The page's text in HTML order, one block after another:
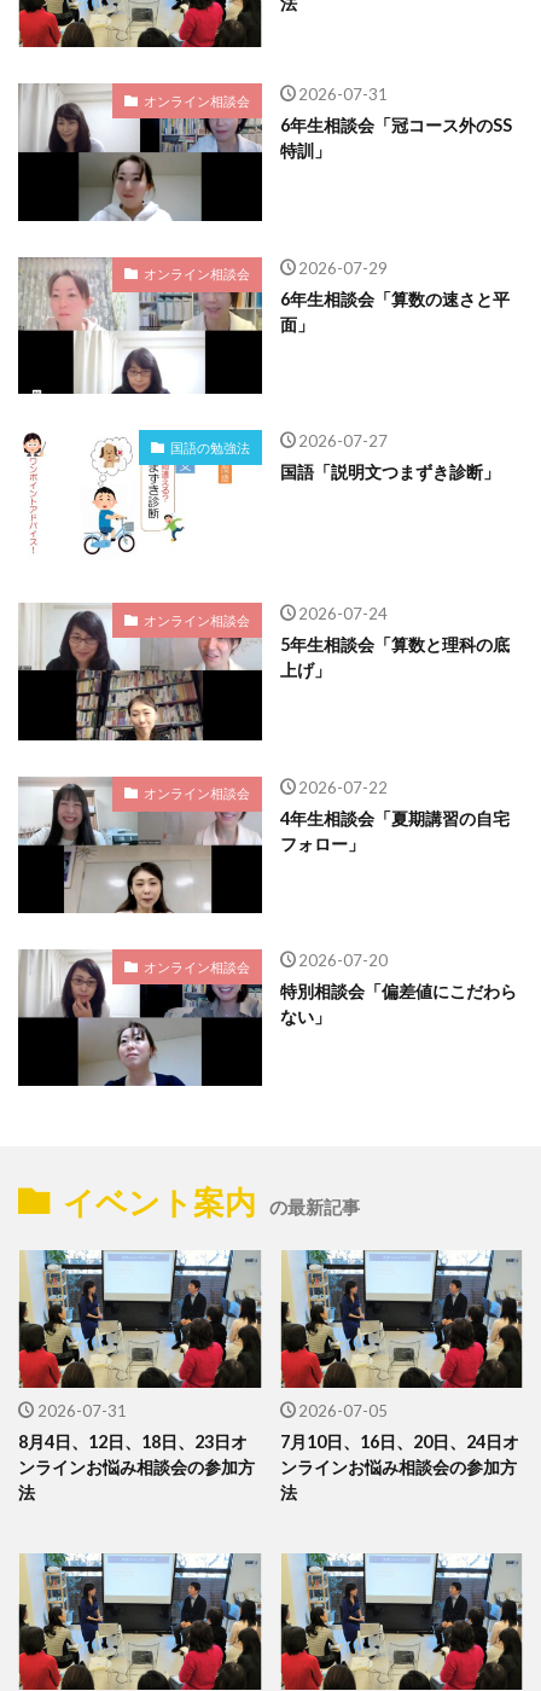
オンライン相談会 2026-07-31
6年生相談会「冠コース外のSS
特訓」
オンライン相談会 2026-07-29
6年生相談会「算数の速さと平
面」
国語の勉強法 2026-07-27
国語「説明文つまずき診断」
オンライン相談会 2026-07-24
5年生相談会「算数と理科の底
上げ」
オンライン相談会 2026-07-22
4年生相談会「夏期講習の自宅
フォロー」
オンライン相談会 2026-07-20
特別相談会「偏差値にこだわら
ない」
イベント案内 の最新記事
2026-07-31
8月4日、12日、18日、23日オ
ンラインお悩み相談会の参加方
法
2026-07-05
7月10日、16日、20日、24日オ
ンラインお悩み相談会の参加方
法